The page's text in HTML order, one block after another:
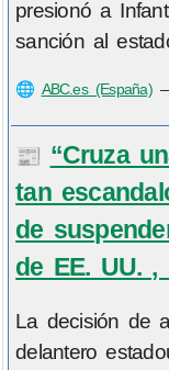
presionó a
sanción al
🌐 ABC.es (España)
📰 “Cruza
tan
de
de EE. UU.
La decisión de
delantero